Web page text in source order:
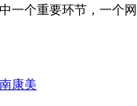
一个重要环节，一个
康美